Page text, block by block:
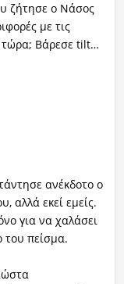
ζήτησε ο Νάσος
με τις
τώρα; Βάρεσε tilt…
ανέκδοτο ο
αλλά εκεί εμείς.
για να χαλάσει
του πείσμα.